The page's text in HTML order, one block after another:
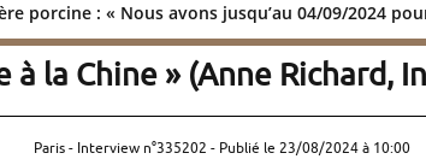
porcine : « Nous avons jusqu’au 04/09/2024
: « Nous avons
à la Chine » (Anne Richard,
Paris - Interview n°335202 - Publié le 23/08/2024 à 10:00